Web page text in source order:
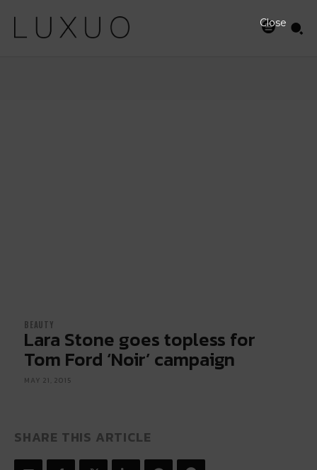
BEAUTY
Lara Stone goes topless for
Tom Ford ‘Noir’ campaign
MAY 21, 2015
SHARE THIS ARTICLE
Close